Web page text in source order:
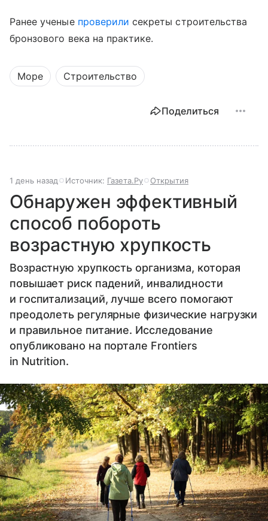
Ранее ученые проверили секреты строительства
бронзового века на практике.
Море Строительство
Поделиться
1 день назад Источник: Газета.Ру Открытия
Обнаружен эффективный
способ побороть
возрастную хрупкость
Возрастную хрупкость организма, которая
повышает риск падений, инвалидности
и госпитализаций, лучше всего помогают
преодолеть регулярные физические нагрузки
и правильное питание. Исследование
опубликовано на портале Frontiers
in Nutrition.